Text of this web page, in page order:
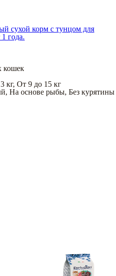
сухой корм с тунцом для
года.
кошек
кг, От 9 до 15 кг
, На основе рыбы, Без курятины